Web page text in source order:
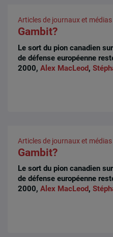
Articles de journaux et médias
Gambit?
Le sort du pion canadien
de défense européenne
2000,Alex MacLeod,
Articles de journaux et médias
Gambit?
Le sort du pion canadien
de défense européenne
2000,Alex MacLeod,